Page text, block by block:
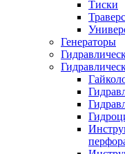
Тиски
Генераторы